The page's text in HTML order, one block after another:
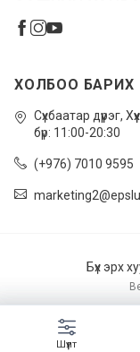
Ангилал
ХОЛБОО БАРИХ
Сүхбаатар дүүрэг,
бүр: 11:00-20:30
(+976) 7010 9595
Бүх эрх
Шүүлт